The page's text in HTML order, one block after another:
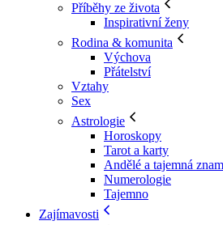
Příběhy ze života
Inspirativní ženy
Rodina & komunita
Výchova
Přátelství
Vztahy
Sex
Astrologie
Horoskopy
Tarot a karty
Andělé a tajemná
Numerologie
Tajemno
Zajímavosti